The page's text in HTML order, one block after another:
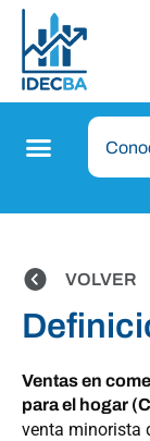
VOLVER
Ventas en
para el hogar
venta minorista